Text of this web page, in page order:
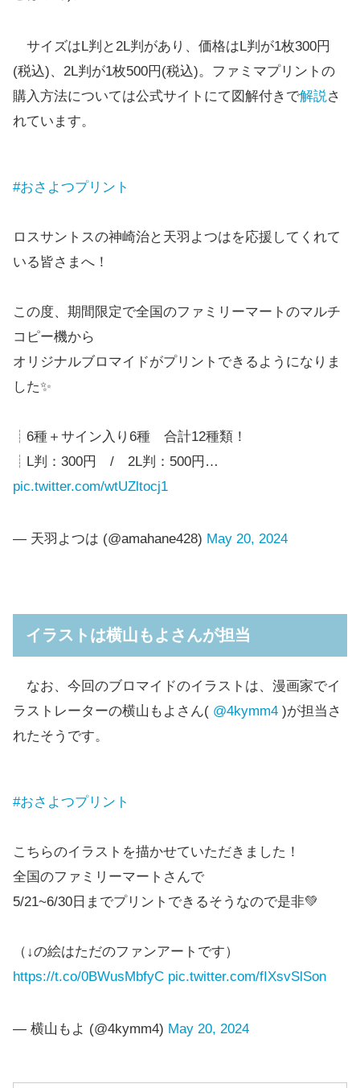
サイズはL判と2L判があり、価格はL判が1枚300円
(税込)、2L判が1枚500円(税込)。ファミマプリントの
購入方法については公式サイトにて図解付きで解説さ
れています。
#おさよつプリント
ロスサントスの神崎治と天羽よつはを応援してくれて
いる皆さまへ！
この度、期間限定で全国のファミリーマートのマルチ
コピー機から
オリジナルブロマイドがプリントできるようになりま
した✨
┊6種＋サイン入り6種 合計12種類！
┊L判：300円 / 2L判：500円…
pic.twitter.com/wtUZltocj1
— 天羽よつは (@amahane428) May 20, 2024
イラストは横山もよさんが担当
なお、今回のブロマイドのイラストは、漫画家でイ
ラストレーターの横山もよさん( @4kymm4 )が担当さ
れたそうです。
#おさよつプリント
こちらのイラストを描かせていただきました！
全国のファミリーマートさんで
5/21~6/30日までプリントできるそうなので是非💚
（↓の絵はただのファンアートです）
https://t.co/0BWusMbfyC pic.twitter.com/fIXsvSlSon
— 横山もよ (@4kymm4) May 20, 2024